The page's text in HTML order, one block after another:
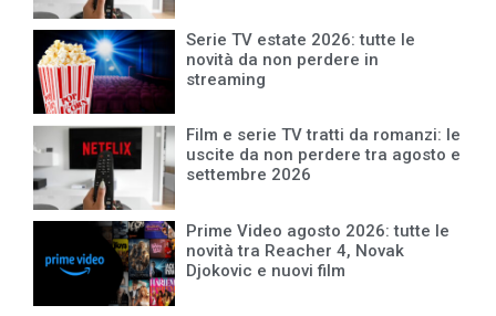
Serie TV estate 2026: tutte le
novità da non perdere in
streaming
Film e serie TV tratti da romanzi: le
uscite da non perdere tra agosto e
settembre 2026
Prime Video agosto 2026: tutte le
novità tra Reacher 4, Novak
Djokovic e nuovi film